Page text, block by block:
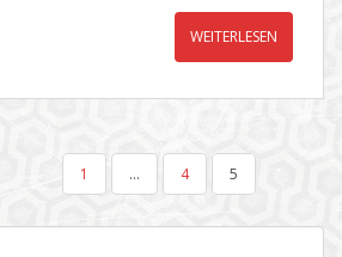
WEITERLESEN
1 … 4 5